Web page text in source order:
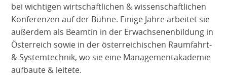
bei wichtigen wirtschaftlichen & wissenschaftlichen
Konferenzen auf der Bühne. Einige Jahre arbeitet sie
außerdem als Beamtin in der Erwachsenenbildung in
Österreich sowie in der österreichischen Raumfahrt-
& Systemtechnik, wo sie eine Managementakademie
aufbaute & leitete.